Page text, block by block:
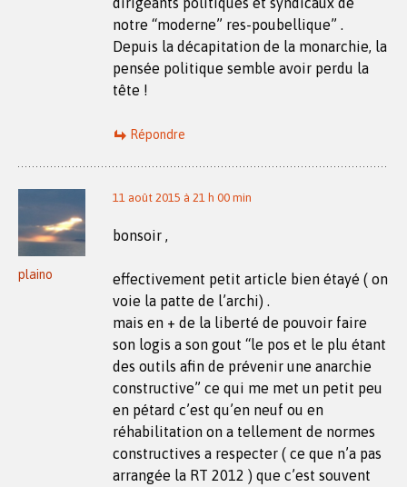
notre “moderne” res-poubellique” .
Depuis la décapitation de la monarchie, la
pensée politique semble avoir perdu la
tête !
Répondre
plaino
11 août 2015 à 21 h 00 min
bonsoir ,
effectivement petit article bien étayé ( on
voie la patte de l’archi) .
mais en + de la liberté de pouvoir faire
son logis a son gout “le pos et le plu étant
des outils afin de prévenir une anarchie
constructive” ce qui me met un petit peu
en pétard c’est qu’en neuf ou en
réhabilitation on a tellement de normes
constructives a respecter ( ce que n’a pas
arrangée la RT 2012 ) que c’est souvent